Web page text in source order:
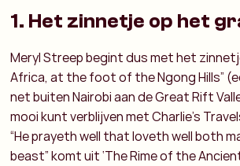
1. Het zinnetje op het
Meryl Streep begint dus met het
Africa, at the foot of the Ngong Hills”
net buiten Nairobi aan de Great Rift
mooi kunt verblijven met Charlie’s
“He prayeth well that loveth well both
beast” komt uit ‘The Rime of the